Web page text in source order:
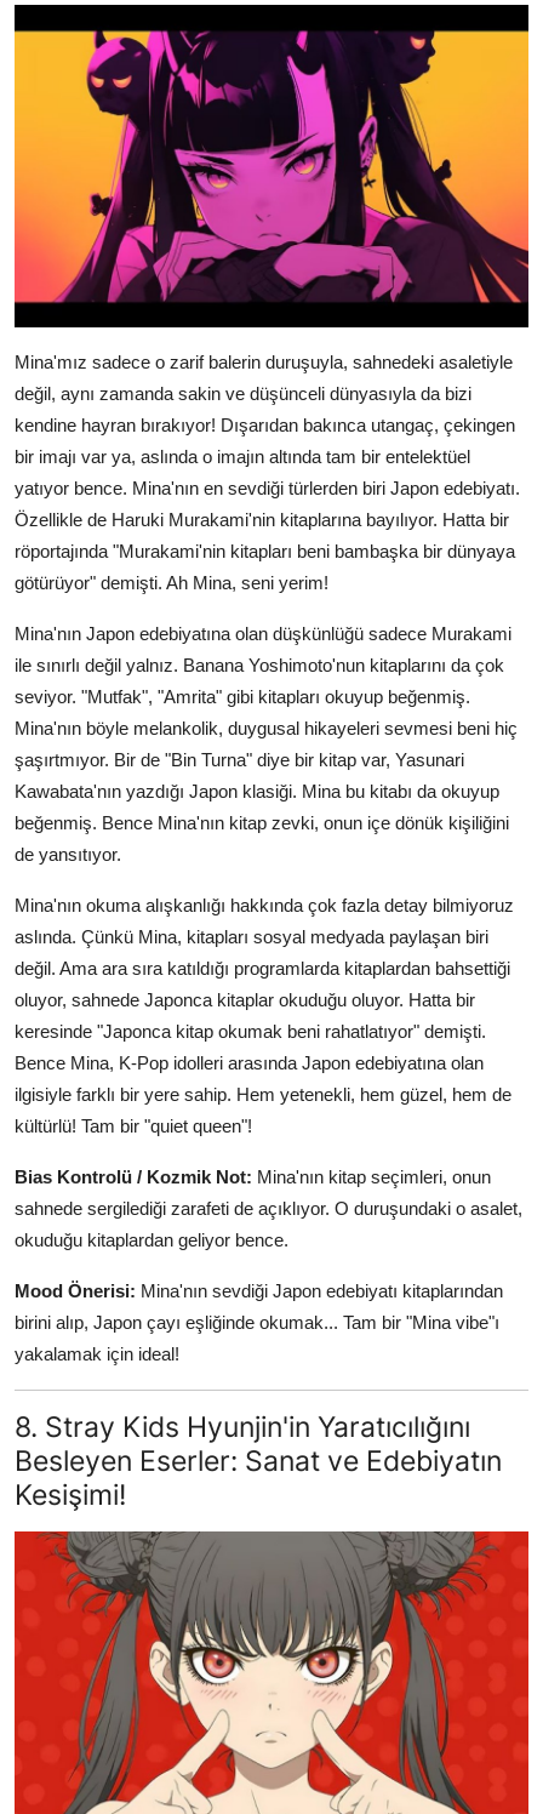
Mina'mız sadece o zarif balerin duruşuyla, sahnedeki asaletiyle
değil, aynı zamanda sakin ve düşünceli dünyasıyla da bizi
kendine hayran bırakıyor! Dışarıdan bakınca utangaç, çekingen
bir imajı var ya, aslında o imajın altında tam bir entelektüel
yatıyor bence. Mina'nın en sevdiği türlerden biri Japon edebiyatı.
Özellikle de Haruki Murakami'nin kitaplarına bayılıyor. Hatta bir
röportajında "Murakami'nin kitapları beni bambaşka bir dünyaya
götürüyor" demişti. Ah Mina, seni yerim!
Mina'nın Japon edebiyatına olan düşkünlüğü sadece Murakami
ile sınırlı değil yalnız. Banana Yoshimoto'nun kitaplarını da çok
seviyor. "Mutfak", "Amrita" gibi kitapları okuyup beğenmiş.
Mina'nın böyle melankolik, duygusal hikayeleri sevmesi beni hiç
şaşırtmıyor. Bir de "Bin Turna" diye bir kitap var, Yasunari
Kawabata'nın yazdığı Japon klasiği. Mina bu kitabı da okuyup
beğenmiş. Bence Mina'nın kitap zevki, onun içe dönük kişiliğini
de yansıtıyor.
Mina'nın okuma alışkanlığı hakkında çok fazla detay bilmiyoruz
aslında. Çünkü Mina, kitapları sosyal medyada paylaşan biri
değil. Ama ara sıra katıldığı programlarda kitaplardan bahsettiği
oluyor, sahnede Japonca kitaplar okuduğu oluyor. Hatta bir
keresinde "Japonca kitap okumak beni rahatlatıyor" demişti.
Bence Mina, K-Pop idolleri arasında Japon edebiyatına olan
ilgisiyle farklı bir yere sahip. Hem yetenekli, hem güzel, hem de
kültürlü! Tam bir "quiet queen"!
Bias Kontrolü / Kozmik Not: Mina'nın kitap seçimleri, onun
sahnede sergilediği zarafeti de açıklıyor. O duruşundaki o asalet,
okuduğu kitaplardan geliyor bence.
Mood Önerisi: Mina'nın sevdiği Japon edebiyatı kitaplarından
birini alıp, Japon çayı eşliğinde okumak... Tam bir "Mina vibe"ı
yakalamak için ideal!
8. Stray Kids Hyunjin'in Yaratıcılığını
Besleyen Eserler: Sanat ve Edebiyatın
Kesişimi!